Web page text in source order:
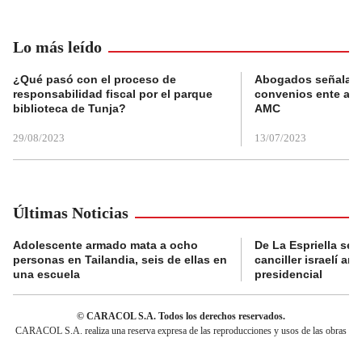
Lo más leído
¿Qué pasó con el proceso de
responsabilidad fiscal por el parque
biblioteca de Tunja?
29/08/2023
Abogados
convenios ente
AMC
13/07/2023
Últimas Noticias
Adolescente armado mata a ocho
personas en Tailandia, seis de ellas en
una escuela
De La Espriella se
canciller israelí
presidencial
© CARACOL S.A. Todos los derechos reservados.
CARACOL S.A. realiza una reserva expresa de las reproducciones y usos de las obras